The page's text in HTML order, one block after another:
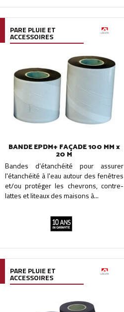
PARE PLUIE ET
ACCESSOIRES
BANDE EPDM+ FAÇADE 100 MM x
20 M
Bandes d’étanchéité pour assurer
l'étanchéité à l'eau autour des fenêtres
et/ou protéger les chevrons, contre-
lattes et liteaux des maisons à...
PARE PLUIE ET
ACCESSOIRES